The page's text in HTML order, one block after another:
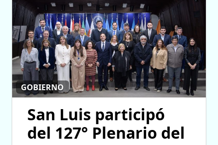
GOBIERNO
San Luis participó
del 127° Plenario del